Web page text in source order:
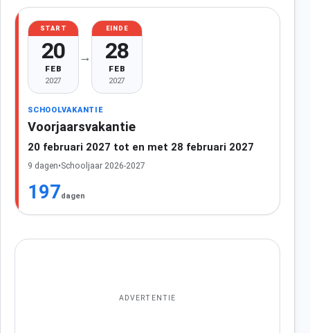
START
20
FEB
2027
→
EINDE
28
FEB
2027
SCHOOLVAKANTIE
Voorjaarsvakantie
20 februari 2027 tot en met 28 februari 2027
9 dagen•Schooljaar 2026-2027
197dagen
ADVERTENTIE